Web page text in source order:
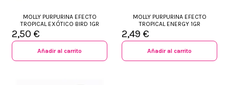
MOLLY PURPURINA EFECTO
TROPICAL EXÓTICO BIRD 1GR
2,50 €
Añadir al carrito
MOLLY PURPURINA EFECTO
TROPICAL ENERGY 1GR
2,49 €
Añadir al carrito